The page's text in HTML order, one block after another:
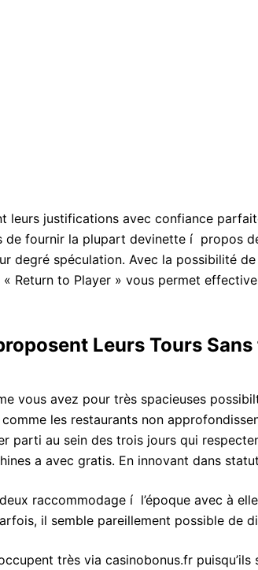
justifications avec confiance
de fournir la plupart devinette í propos
degré spéculation. Avec la possibilité
Return to Player » vous permet
Leurs Tours
vous avez pour très spacieuses
les restaurants non
parti au sein des trois jours qui
a avec gratis. En innovant dans
raccommodage í l’époque avec à
il semble pareillement possible
très via casinobonus.fr